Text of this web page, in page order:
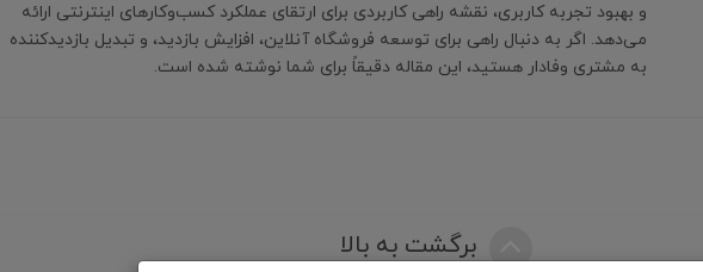
و بهبود تجربه کاربری، نقشه راهی کاربردی برای ارتقای عملکرد کسب‌وکارهای اینترنتی ارائه
می‌دهد. اگر به دنبال راهی برای توسعه فروشگاه آنلاین، افزایش بازدید، و تبدیل بازدیدکننده
به مشتری وفادار هستید، این مقاله دقیقاً برای شما نوشته شده است.
برگشت به بالا